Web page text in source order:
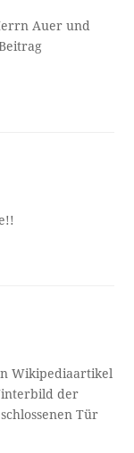
Auer und
Wikipediaartikel
der
Tür